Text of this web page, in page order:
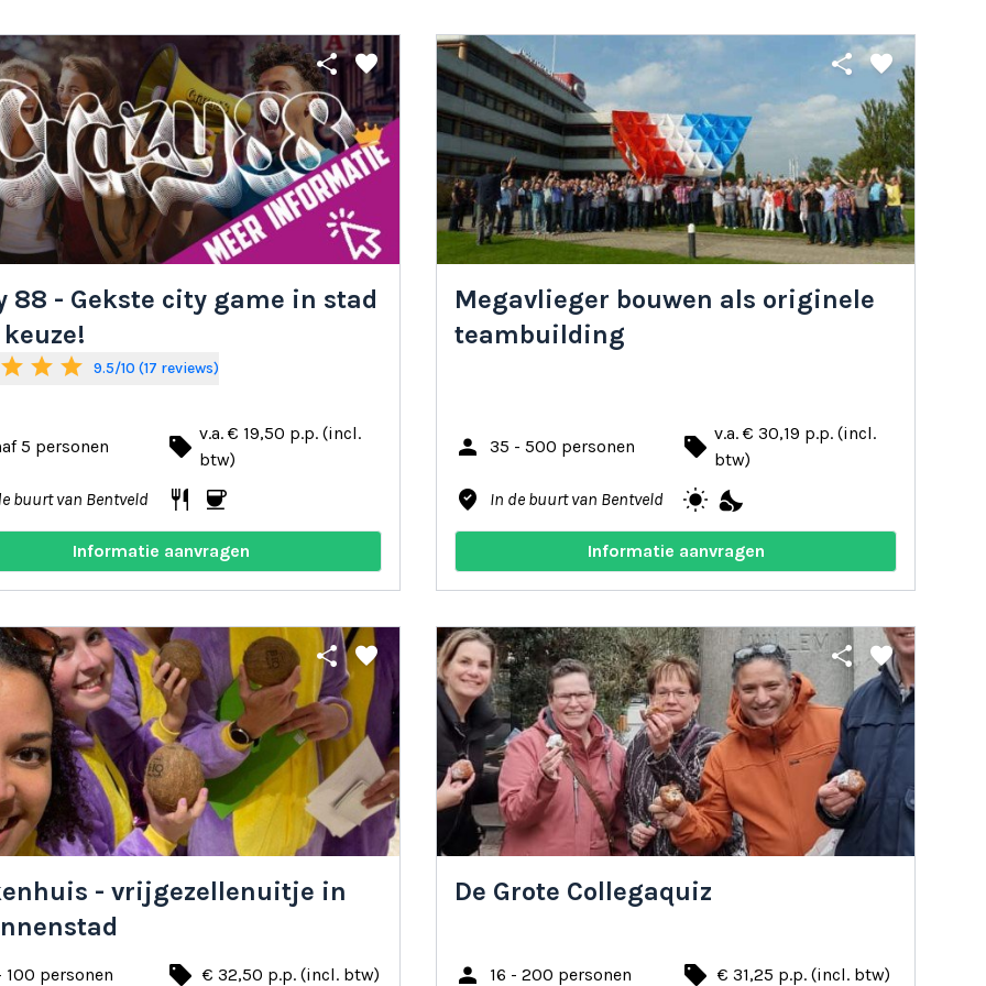
share favorite
88 - Gekste city game in stad
star star star 9.5/10 (17 reviews)
5 personen local_offer v.a. € 19,50 p.p. (incl.
btw)
buurt van Bentveld restaurant coffee
Informatie aanvragen
share favorite
Megavlieger bouwen als originele
teambuilding
person 35 - 500 personen local_offer v.a. € 30,19 p.p. (incl.
btw)
where_to_vote In de buurt van Bentveld wb_sunny nights_stay
Informatie aanvragen
share favorite
- vrijgezellenuitje in
100 personen local_offer € 32,50 p.p. (incl. btw)
share favorite
De Grote Collegaquiz
person 16 - 200 personen local_offer € 31,25 p.p. (incl. btw)